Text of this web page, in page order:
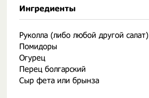
Ингредиенты
Руколла (либо любой другой салат)
Помидоры
Огурец
Перец болгарский
Сыр фета или брынза